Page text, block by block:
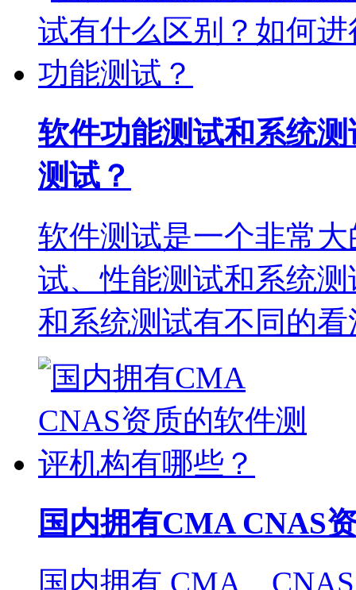
软件功能测试和系统
测试？
软件测试是一个非常
试、性能测试和系统
和系统测试有不同的看
国内拥有CMA CNAS
国内拥有 CMA、